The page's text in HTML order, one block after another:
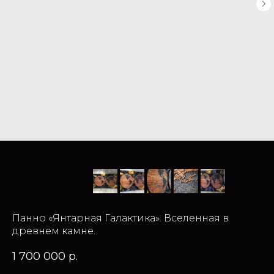
Панно «Янтарная Галактика». Вселенная в
древнем камне.
1 700 000 р.